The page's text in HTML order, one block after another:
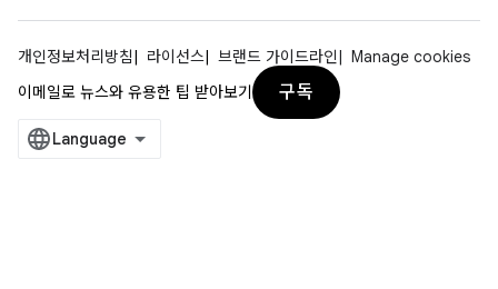
개인정보처리방침 라이선스 브랜드 가이드라인
Manage cookies
이메일로 뉴스와 유용한 팁 받아보기
구독